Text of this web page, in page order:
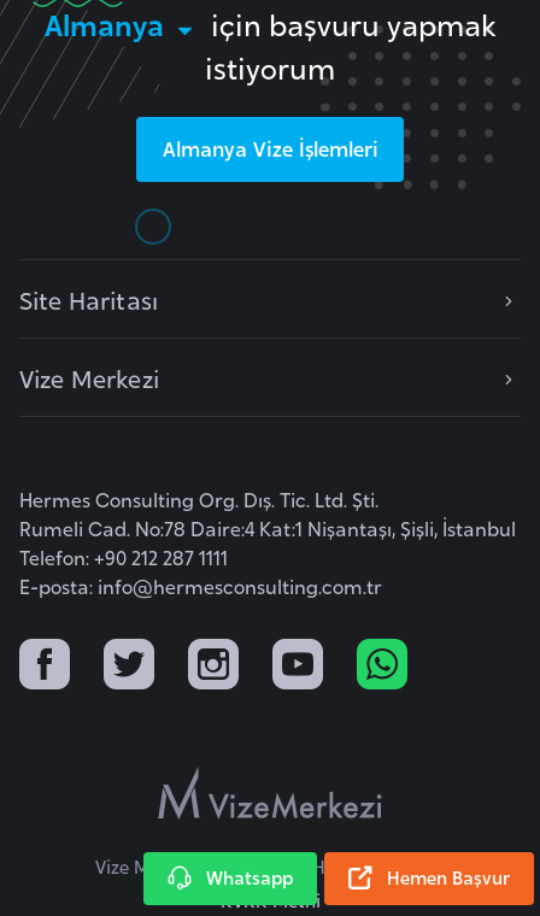
Almanya
için başvuru yapmak
istiyorum
Almanya Vize İşlemleri
Site Haritası
Vize Merkezi
Hermes Consulting Org. Dış. Tic. Ltd. Şti.
Rumeli Cad. No:78 Daire:4 Kat:1 Nişantaşı, Şişli, İstanbul
Telefon: +90 212 287 1111
E-posta: info@hermesconsulting.com.tr
Vize Merkezi © 2026 Tüm Hakları Saklıdır.
KVKK Metni
F
n
y
F
s
a
a
b
Hemen Başvur
Whatsapp